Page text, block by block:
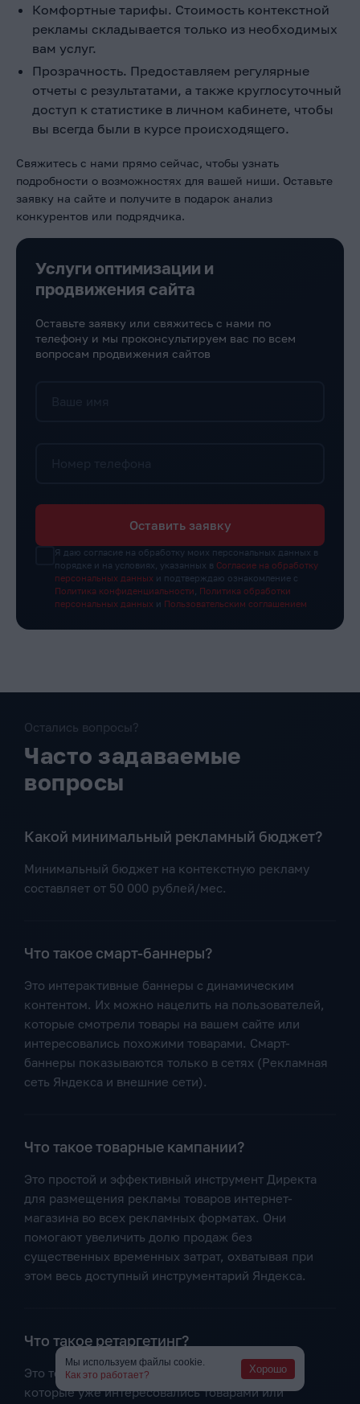
Комфортные тарифы. Стоимость контекстной
рекламы складывается только из необходимых
вам услуг.
Прозрачность. Предоставляем регулярные
отчеты с результатами, а также круглосуточный
доступ к статистике в личном кабинете, чтобы
вы всегда были в курсе происходящего.
Свяжитесь с нами прямо сейчас, чтобы узнать
подробности о возможностях для вашей ниши. Оставьте
заявку на сайте и получите в подарок анализ
конкурентов или подрядчика.
Услуги оптимизации и
продвижения сайта
Оставьте заявку или свяжитесь с нами по
телефону и мы проконсультируем вас по всем
вопросам продвижения сайтов
Оставить заявку
Я даю согласие на обработку моих персональных данных в
порядке и на условиях, указанных в Согласие на обработку
персональных данных и подтверждаю ознакомление с
Политика конфиденциальности
Политика обработки
персональных данных и Пользовательским соглашением
Остались вопросы?
Часто задаваемые
вопросы
Какой минимальный рекламный бюджет?
Минимальный бюджет на контекстную рекламу
составляет от 50 000 рублей/мес.
Что такое смарт-баннеры?
Это интерактивные баннеры с динамическим
контентом. Их можно нацелить на пользователей,
которые смотрели товары на вашем сайте или
интересовались похожими товарами. Смарт-
баннеры показываются только в сетях (Рекламная
сеть Яндекса и внешние сети).
Что такое товарные кампании?
Это простой и эффективный инструмент Директа
для размещения рекламы товаров интернет-
магазина во всех рекламных форматах. Они
помогают увеличить долю продаж без
существенных временных затрат, охватывая при
этом весь доступный инструментарий Яндекса.
Что такое ретаргетинг?
Это технология для работы с пользователями,
которые уже интересовались товарами или
Мы используем файлы cookie.
Как это работает?
Хорошо